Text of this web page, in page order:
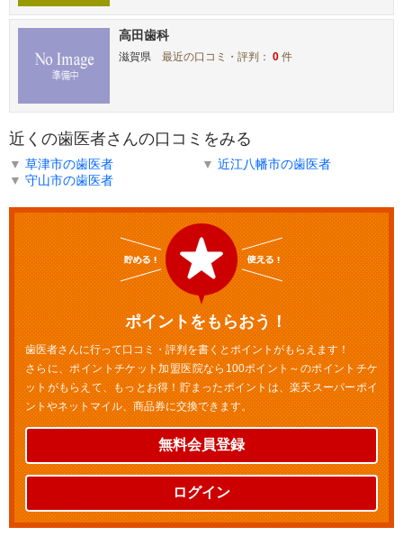
高田歯科
滋賀県 最近の口コミ・評判：0 件
近くの歯医者さんの口コミをみる
▼ 草津市の歯医者 ▼ 近江八幡市の歯医者
▼ 守山市の歯医者
ポイントをもらおう！
歯医者さんに行って口コミ・評判を書くとポイントがもらえます！
さらに、ポイントチケット加盟医院なら100ポイント～のポイントチケ
ットがもらえて、もっとお得！貯まったポイントは、楽天スーパーポイ
ントやネットマイル、商品券に交換できます。
無料会員登録
ログイン